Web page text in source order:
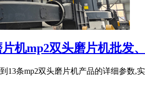
机mp2双头磨片机批发
13条mp2双头磨片机产品的详细参数,